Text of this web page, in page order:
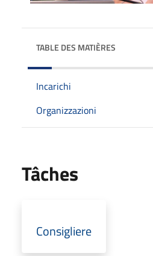
TABLE DES MATIÈRES
Incarichi
Organizzazioni
Tâches
Consigliere